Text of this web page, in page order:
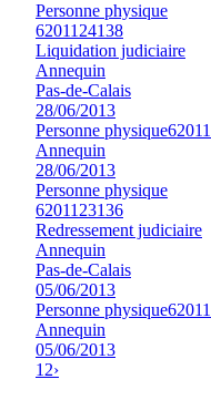
Personne physique
6201124138
Liquidation judiciaire
Annequin
Pas-de-Calais
28/06/2013
Personne physique
Annequin
28/06/2013
Personne physique
6201123136
Redressement judiciaire
Annequin
Pas-de-Calais
05/06/2013
Personne physique
Annequin
05/06/2013
1 2›